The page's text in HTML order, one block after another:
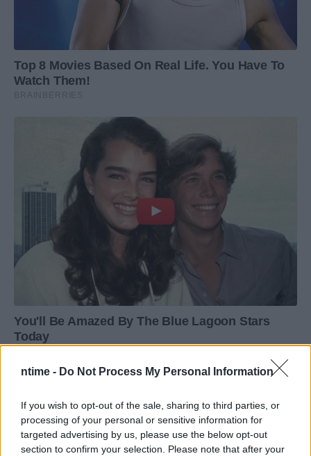
ntime - Do Not Process My Personal Information
If you wish to opt-out of the sale, sharing to third parties, or
processing of your personal or sensitive information for
targeted advertising by us, please use the below opt-out
section to confirm your selection. Please note that after your